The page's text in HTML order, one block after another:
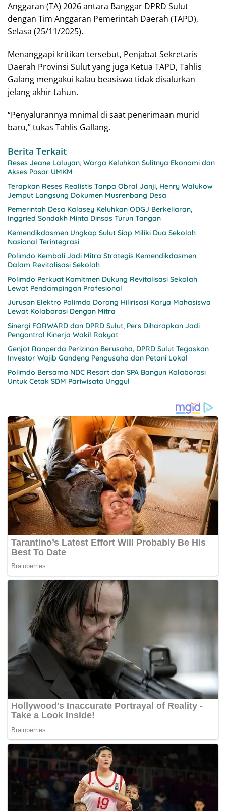
Anggaran (TA) 2026 antara Banggar DPRD Sulut
dengan Tim Anggaran Pemerintah Daerah (TAPD),
Selasa (25/11/2025).
Menanggapi kritikan tersebut, Penjabat Sekretaris
Daerah Provinsi Sulut yang juga Ketua TAPD, Tahlis
Galang mengakui kalau beasiswa tidak disalurkan
jelang akhir tahun.
“Penyalurannya mnimal di saat penerimaan murid
baru,” tukas Tahlis Gallang.
Berita Terkait
Reses Jeane Laluyan, Warga Keluhkan Sulitnya Ekonomi dan
Akses Pasar UMKM
Terapkan Reses Realistis Tanpa Obral Janji, Henry Walukow
Jemput Langsung Dokumen Musrenbang Desa
Pemerintah Desa Kalasey Keluhkan ODGJ Berkeliaran,
Inggried Sondakh Minta Dinsos Turun Tangan
Kemendikdasmen Ungkap Sulut Siap Miliki Dua Sekolah
Nasional Terintegrasi
Polimdo Kembali Jadi Mitra Strategis Kemendikdasmen
Dalam Revitalisasi Sekolah
Polimdo Perkuat Komitmen Dukung Revitalisasi Sekolah
Lewat Pendampingan Profesional
Jurusan Elektro Polimdo Dorong Hilirisasi Karya Mahasiswa
Lewat Kolaborasi Dengan Mitra
Sinergi FORWARD dan DPRD Sulut, Pers Diharapkan Jadi
Pengontrol Kinerja Wakil Rakyat
Genjot Ranperda Perizinan Berusaha, DPRD Sulut Tegaskan
Investor Wajib Gandeng Pengusaha dan Petani Lokal
Polimdo Bersama NDC Resort dan SPA Bangun Kolaborasi
Untuk Cetak SDM Pariwisata Unggul